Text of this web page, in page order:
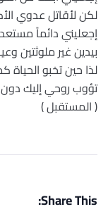
لكن لأقاتل عدوي
إجعليني دائماً
بيدين غير ملوثتين
لذا حين تخبو الحياة
تؤوب روحي إليك دون
( المستقبل )
Share This: